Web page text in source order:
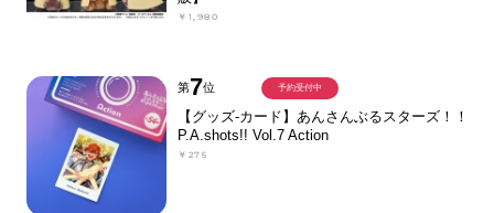
￥1,980
第7位
【グッズ-カード】あんさんぶるスターズ！！
P.A.shots!! Vol.7 Action
￥275
予約受付中